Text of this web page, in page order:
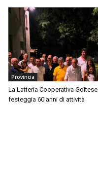
Provincia
La Latteria Cooperativa Goitese
festeggia 60 anni di attività